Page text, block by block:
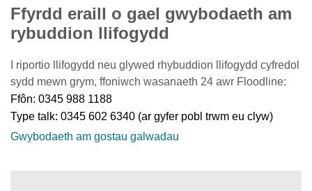
Ffyrdd eraill o gael gwybodaeth am
rybuddion llifogydd
I riportio llifogydd neu glywed rhybuddion llifogydd cyfredol
sydd mewn grym, ffoniwch wasanaeth 24 awr Floodline:
Ffôn: 0345 988 1188
Type talk: 0345 602 6340 (ar gyfer pobl trwm eu clyw)
Gwybodaeth am gostau galwadau